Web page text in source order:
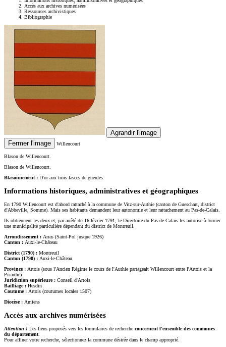
Accès aux archives numérisées
Ressources archivistiques
Bibliographie
Agrandir l'image
Fermer l'image
Willencourt
Blason de Willencourt.
Blason de Willencourt.
Blasonnement : D'or aux trois fasces de gueules.
Informations historiques, administratives et géographiques
En 1790 Willencourt est d'abord rattaché à la commune de Vitz-sur-Authie (canton de Gueschart, district
d'Abbeville, Somme). Mais ses habitants demandent leur autonomie et leur rattachement au Pas-de-Calais.
Ils obtiennent les deux et, par arrêté du 16 février 1791, le Directoire du Pas-de-Calais les autorise à former
une municipalité particulière dépendant du district de Montreuil.
Arrondissement : Arras (Saint-Pol jusque 1926)
Canton : Auxi-le-Château
District (1790) : Montreuil
Canton (1790) : Auxi-le-Château
Province : Artois (sous l'Ancien Régime le cours de l'Authie partageait Willencourt entre l'Artois et la
Picardie)
Juridiction supérieure : Conseil d'Artois
Bailliage : Hesdin
Coutume : Artois (coutumes locales 1507)
Diocèse : Amiens
Accès aux archives numérisées
Attention ! Les liens proposés vers les formulaires de recherche concernent l'ensemble des communes
du département
Pour affiner votre recherche, sélectionnez la commune désirée dans le champ approprié.